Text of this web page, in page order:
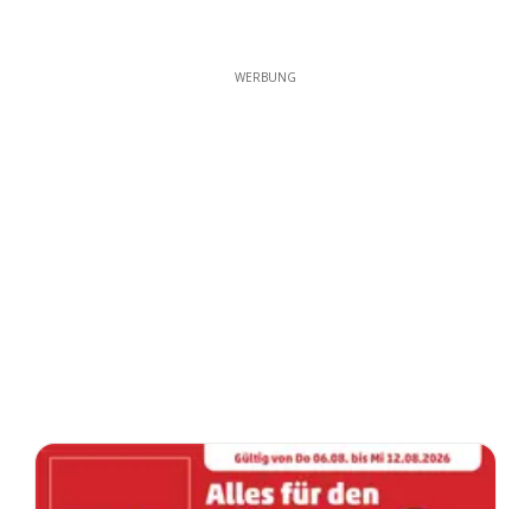
WERBUNG